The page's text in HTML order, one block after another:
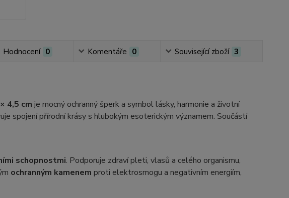
Hodnocení 0 Komentáře 0 Související zboží 3
4,5 cm je mocný ochranný šperk a symbol lásky, harmonie a životní
spojení přírodní krásy s hlubokým esoterickým významem. Součástí
schopnostmi. Podporuje zdraví pleti, vlasů a celého organismu,
ochranným kamenem proti elektrosmogu a negativním energiím,